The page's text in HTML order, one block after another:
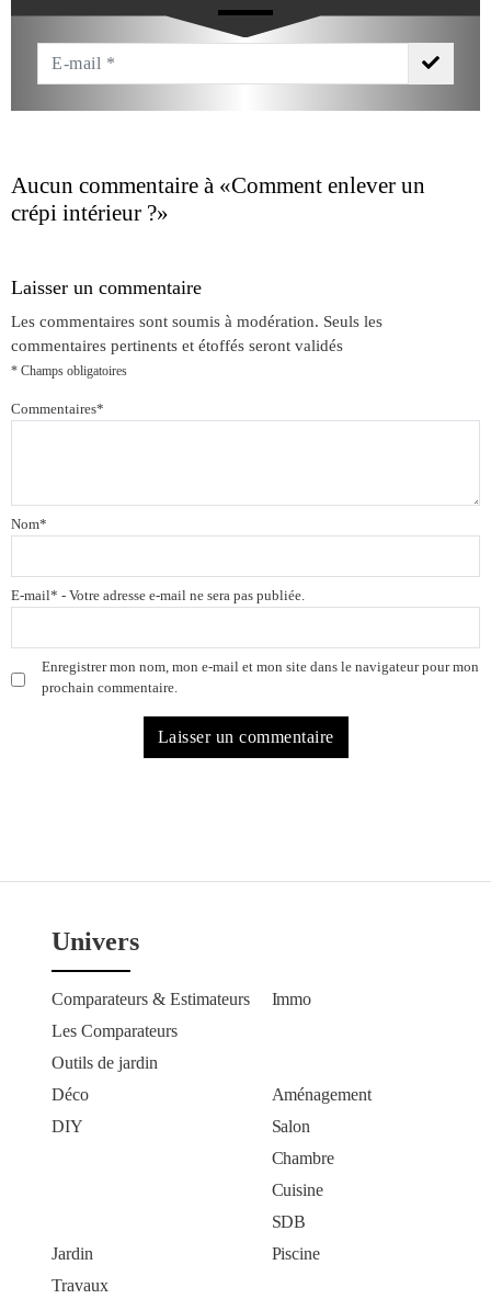
Email
Aucun commentaire à «Comment enlever un
crépi intérieur ?»
Laisser un commentaire
Les commentaires sont soumis à modération. Seuls les
commentaires pertinents et étoffés seront validés
* Champs obligatoires
Commentaires*
Nom*
E-mail* - Votre adresse e-mail ne sera pas publiée.
Enregistrer mon nom, mon e-mail et mon site dans le navigateur pour mon
prochain commentaire.
Univers
Comparateurs & Estimateurs
Les Comparateurs
Outils de jardin
Immo
Déco
DIY
Aménagement
Salon
Chambre
Cuisine
SDB
Jardin
Piscine
Travaux